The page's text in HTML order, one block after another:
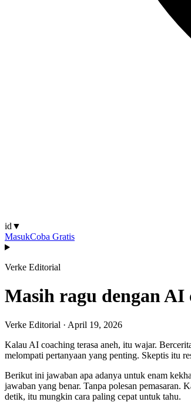
id ▼
MasukCoba Gratis
Verke Editorial
Masih ragu dengan
Verke Editorial · April 19, 2026
Kalau AI coaching terasa aneh, itu wajar.
melompati pertanyaan yang penting. Skeptis itu
Berikut ini jawaban apa adanya untuk enam
jawaban yang benar. Tanpa polesan
detik, itu mungkin cara paling cepat untuk tahu.